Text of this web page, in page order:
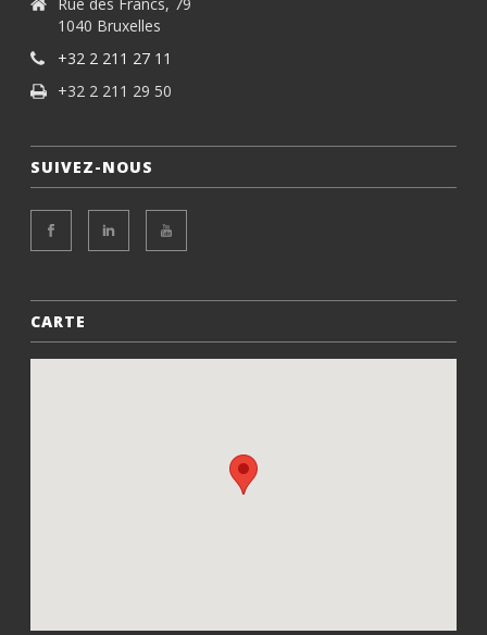
1040 Bruxelles
+32 2 211 27 11
+32 2 211 29 50
SUIVEZ-NOUS
CARTE